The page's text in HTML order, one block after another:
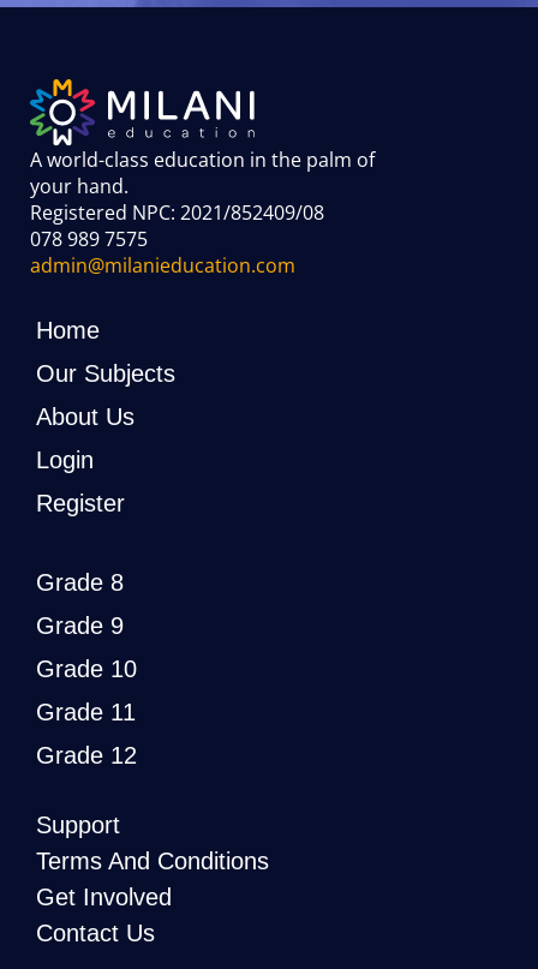
A world-class education in the palm of
your hand.
Registered NPC: 2021/852409/08
078 989 7575
admin@milanieducation.com
Home
Our Subjects
About Us
Login
Register
Grade 8
Grade 9
Grade 10
Grade 11
Grade 12
Support
Terms And Conditions
Get Involved
Contact Us